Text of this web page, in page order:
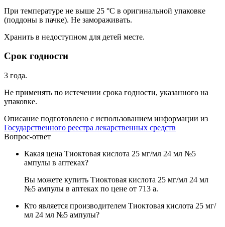
При температуре не выше 25 °C в оригинальной упаковке
(поддоны в пачке). Не замораживать.
Хранить в недоступном для детей месте.
Срок годности
3 года.
Не применять по истечении срока годности, указанного на
упаковке.
Описание подготовлено с использованием информации из
Государственного реестра лекарственных средств
Вопрос-ответ
Какая цена Тиоктовая кислота 25 мг/мл 24 мл №5
ампулы в аптеках?
Вы можете купить Тиоктовая кислота 25 мг/мл 24 мл
№5 ампулы в аптеках по цене от 713 a.
Кто является производителем Тиоктовая кислота 25 мг/
мл 24 мл №5 ампулы?